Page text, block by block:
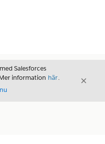
Salesforces
information här.
Stäng